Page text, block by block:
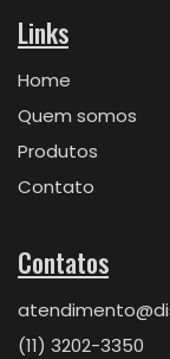
Links
Home
Quem somos
Produtos
Contato
Contatos
(11) 3202-3350